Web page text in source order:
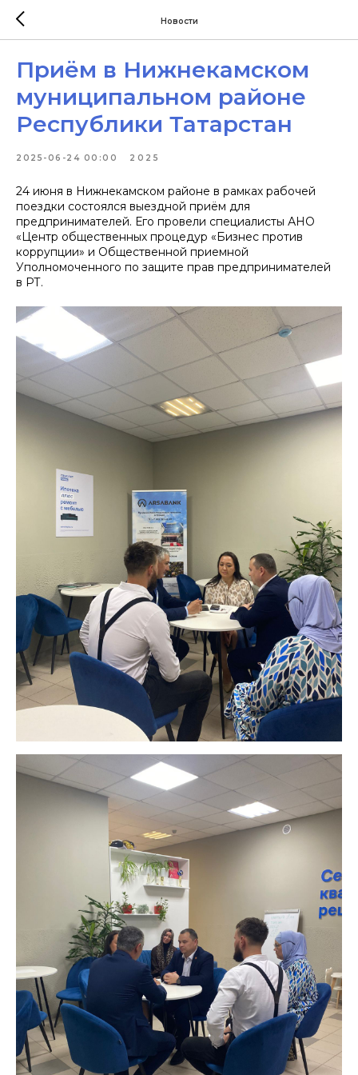
Новости
Приём в Нижнекамском
муниципальном районе
Республики Татарстан
2025-06-24 00:00 2025
24 июня в Нижнекамском районе в рамках рабочей
поездки состоялся выездной приём для
предпринимателей. Его провели специалисты АНО
«Центр общественных процедур «Бизнес против
коррупции» и Общественной приемной
Уполномоченного по защите прав предпринимателей
в РТ.